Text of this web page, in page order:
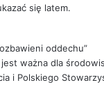
się latem.
oddechu”
ważna dla
i Polskiego